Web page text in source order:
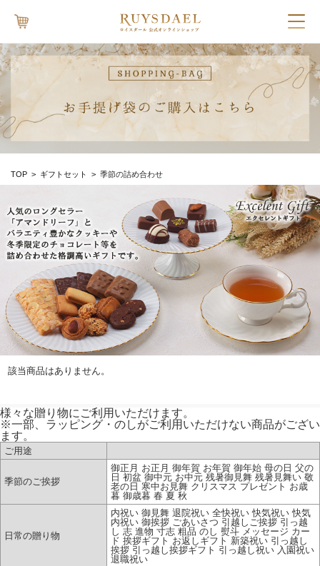
TOP > ギフトセット > 季節の詰め合わせ
該当商品はありません。
様々な贈り物にご利用いただけます。
※一部、ラッピング・のしがご利用いただけない商品がござい
ます。
ご用途
季節のご挨拶
御正月 お正月 御年賀 お年賀 御年始 母の日 父の
日 初盆 御中元 お中元 残暑御見舞 残暑見舞い 敬
老の日 寒中お見舞 クリスマス プレゼント お歳
暮 御歳暮 春 夏 秋
日常の贈り物
内祝い 御見舞 退院祝い 全快祝い 快気祝い 快気
内祝い 御挨拶 ごあいさつ 引越しご挨拶 引っ越
し 志 進物 寸志 粗品 のし 熨斗 メッセージ カー
ド 挨拶ギフト お返しギフト 新築祝い 引っ越し
挨拶 引っ越し挨拶ギフト 引っ越し祝い 入園祝い
退職祝い